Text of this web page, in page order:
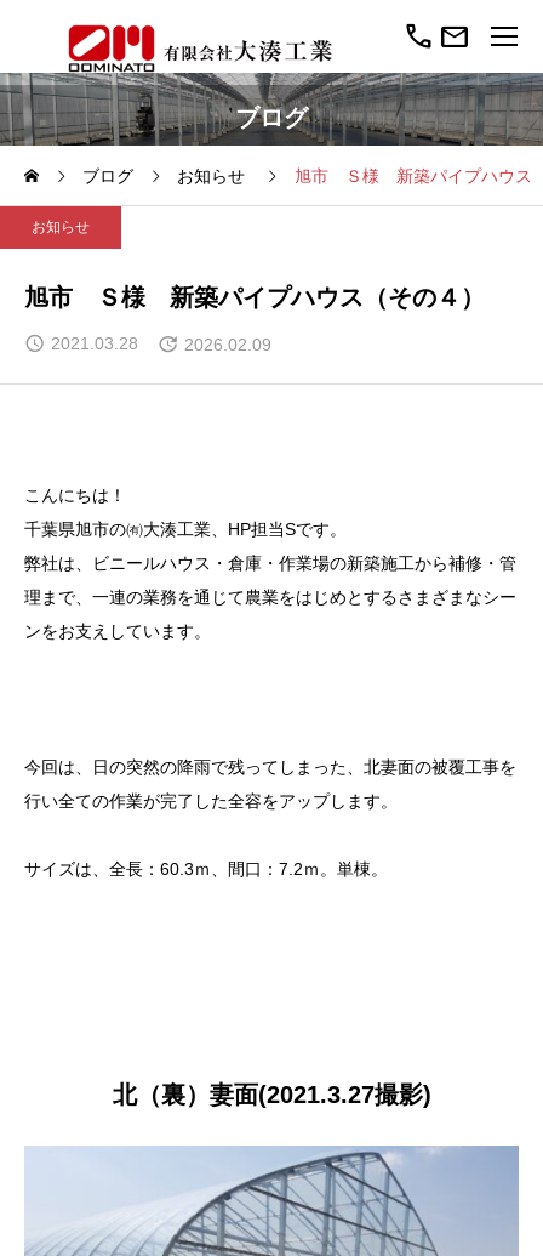
call mail
ブログ
ブログ お知らせ 旭市 Ｓ様 新築パイプハウス
お知らせ
旭市 Ｓ様 新築パイプハウス（その４）
2021.03.28 2026.02.09
こんにちは！
千葉県旭市の㈲大湊工業、HP担当Sです。
弊社は、ビニールハウス・倉庫・作業場の新築施工から補修・管
理まで、一連の業務を通じて農業をはじめとするさまざまなシー
ンをお支えしています。
今回は、日の突然の降雨で残ってしまった、北妻面の被覆工事を
行い全ての作業が完了した全容をアップします。
サイズは、全長：60.3ｍ、間口：7.2ｍ。単棟。
北（裏）妻面(2021.3.27撮影)